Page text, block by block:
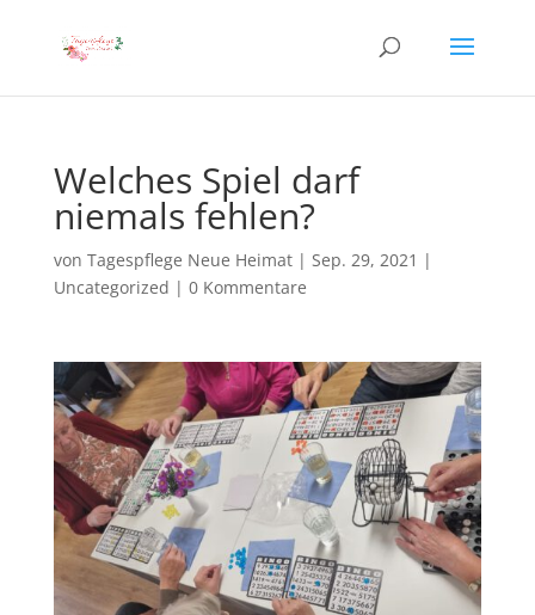
Welches Spiel darf
niemals fehlen?
von Tagespflege Neue Heimat| Sep. 29, 2021 |
Uncategorized | 0 Kommentare